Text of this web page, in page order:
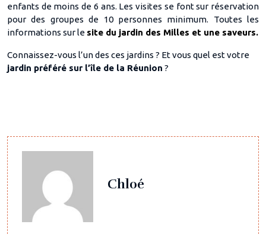
enfants de moins de 6 ans. Les visites se font sur réservation
pour des groupes de 10 personnes minimum. Toutes les
informations sur le site du jardin des Milles et une saveurs.
Connaissez-vous l’un des ces jardins ? Et vous quel est votre
jardin préféré sur l’île de la Réunion ?
Chloé